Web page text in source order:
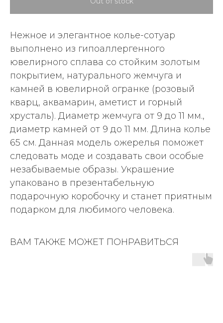
Нежное и элегантное колье-сотуар
выполнено из гипоаллергенного
ювелирного сплава со стойким золотым
покрытием, натурального жемчуга и
камней в ювелирной огранке (розовый
кварц, аквамарин, аметист и горный
хрусталь). Диаметр жемчуга от 9 до 11 мм.,
диаметр камней от 9 до 11 мм. Длина колье
65 см. Данная модель ожерелья поможет
следовать моде и создавать свои особые
незабываемые образы. Украшение
упаковано в презентабельную
подарочную коробочку и станет приятным
подарком для любимого человека.
ВАМ ТАКЖЕ МОЖЕТ ПОНРАВИТЬСЯ